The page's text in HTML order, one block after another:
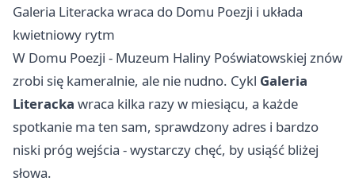
Galeria Literacka wraca do Domu Poezji i układa
kwietniowy rytm
W Domu Poezji - Muzeum Haliny Poświatowskiej znów
zrobi się kameralnie, ale nie nudno. Cykl Galeria
Literacka wraca kilka razy w miesiącu, a każde
spotkanie ma ten sam, sprawdzony adres i bardzo
niski próg wejścia - wystarczy chęć, by usiąść bliżej
słowa.